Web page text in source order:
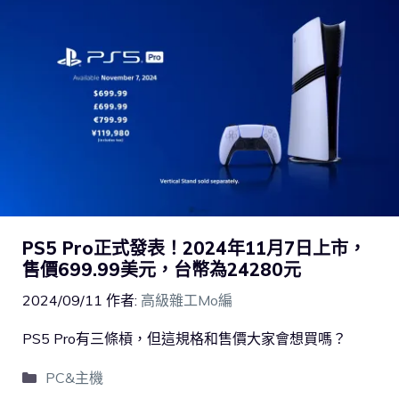
PS5 Pro正式發表！2024年11月7日上市，
售價699.99美元，台幣為24280元
2024/09/11 作者: 高級雜工Mo編
PS5 Pro有三條槓，但這規格和售價大家會想買嗎？
PC&主機